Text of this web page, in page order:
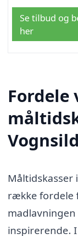
Se tilbud og
her
Fordele
Vognsild
Måltidskasser
række fordele
inspirerende.